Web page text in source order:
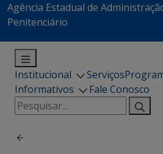
Agência Estadual de
Penitenciário
Institucional Serviços
Informativos
Fale Conosco
Pesquisar
por: